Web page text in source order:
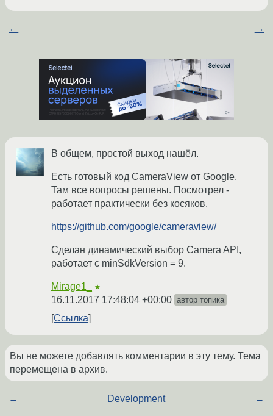
← →
В общем, простой выход нашёл.
Есть готовый код CameraView от Google.
Там все вопросы решены. Посмотрел -
работает практически без косяков.
https://github.com/google/cameraview/
Сделан динамический выбор Camera API,
работает с minSdkVersion = 9.
Mirage1_ ★
16.11.2017 17:48:04 +00:00 автор топика
Ссылка
Вы не можете добавлять комментарии в эту тему. Тема
перемещена в архив.
← Development →